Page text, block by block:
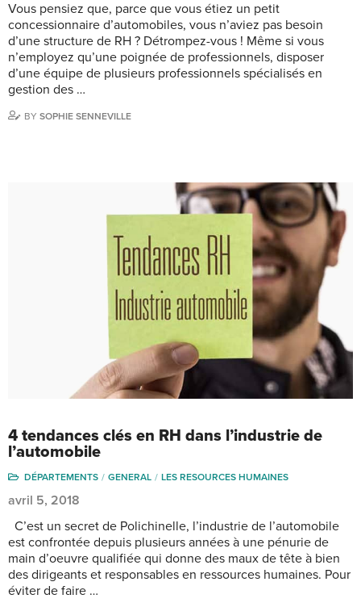
Vous pensiez que, parce que vous étiez un petit
concessionnaire d’automobiles, vous n’aviez pas besoin
d’une structure de RH ? Détrompez-vous ! Même si vous
n’employez qu’une poignée de professionnels, disposer
d’une équipe de plusieurs professionnels spécialisés en
gestion des …
BY SOPHIE SENNEVILLE
4 tendances clés en RH dans l’industrie de
l’automobile
DÉPARTEMENTS GENERAL LES RESOURCES HUMAINES
avril 5, 2018
C’est un secret de Polichinelle, l’industrie de l’automobile
est confrontée depuis plusieurs années à une pénurie de
main d’oeuvre qualifiée qui donne des maux de tête à bien
des dirigeants et responsables en ressources humaines. Pour
éviter de faire …